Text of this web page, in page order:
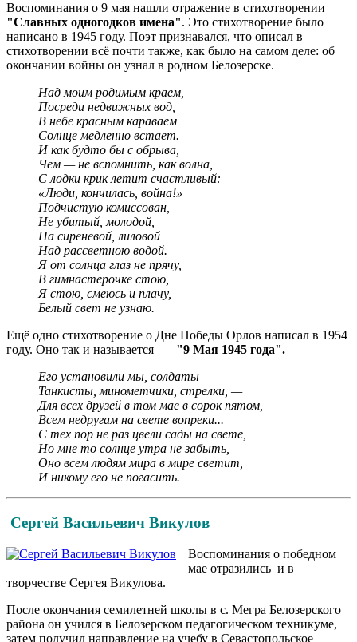
Воспоминания о 9 мая нашли отражение в стихотворении
"Славных одногодков имена". Это стихотворение было
написано в 1945 году. Поэт признавался, что описал в
стихотворении всё почти также, как было на самом деле: об
окончании войны он узнал в родном Белозерске.
Над моим родимым краем,
Посреди недвижных вод,
В небе красным караваем
Солнце медленно встает.
И как будто бы с обрыва,
Чем — не вспомнить, как волна,
С лодки крик летит счастливый:
«Люди, кончилась, война!»
Подчистую комиссован,
Не убитый, молодой,
На сиреневой, лиловой
Над рассветною водой.
Я от солнца глаз не прячу,
В гимнастерочке стою,
Я стою, смеюсь и плачу,
Белый свет не узнаю.
Ещё одно стихотворение о Дне Победы Орлов написал в 1954
году. Оно так и называется — "9 Мая 1945 года".
Его установили мы, солдаты —
Танкисты, минометчики, стрелки, —
Для всех друзей в том мае в сорок пятом,
Всем недругам на свете вопреки...
С тех пор не раз цвели сады на свете,
Но мне то солнце утра не забыть,
Оно всем людям мира в мире светит,
И никому его не погасить.
Сергей Васильевич Викулов
Воспоминания о победном
мае отразились и в
творчестве Сергея Викулова.
После окончания семилетней школы в с. Мегра Белозерского
района он учился в Белозерском педагогическом техникуме,
затем получил направление на учебу в Севастопольское